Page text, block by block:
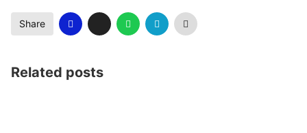
Share
Related posts